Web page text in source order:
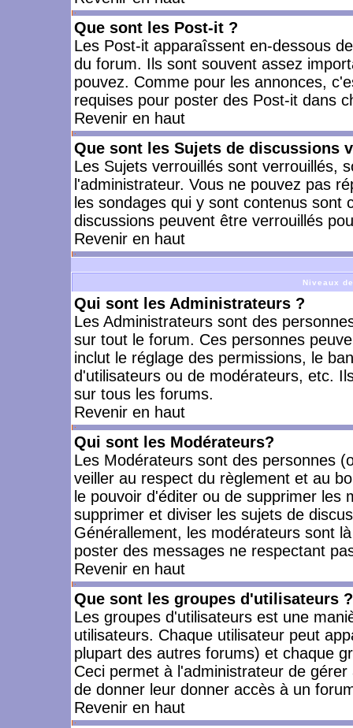
Que sont les Post-it ?
Les Post-it apparaîssent en-dessous
du forum. Ils sont souvent assez
pouvez. Comme pour les annonces,
requises pour poster des Post-it dans
Revenir en haut
Que sont les Sujets de discussions
Les Sujets verrouillés sont verrouillés,
l'administrateur. Vous ne pouvez pas
les sondages qui y sont contenus
discussions peuvent être verrouillés
Revenir en haut
Niveaux
Qui sont les Administrateurs ?
Les Administrateurs sont des
sur tout le forum. Ces personnes
inclut le réglage des permissions, le
d'utilisateurs ou de modérateurs, etc.
sur tous les forums.
Revenir en haut
Qui sont les Modérateurs?
Les Modérateurs sont des personnes
veiller au respect du règlement et au
le pouvoir d'éditer ou de supprimer les
supprimer et diviser les sujets de
Générallement, les modérateurs sont
poster des messages ne respectant
Revenir en haut
Que sont les groupes d'utilisateurs ?
Les groupes d'utilisateurs est une
utilisateurs. Chaque utilisateur peut
plupart des autres forums) et chaque
Ceci permet à l'administrateur de
de donner leur donner accès à un
Revenir en haut